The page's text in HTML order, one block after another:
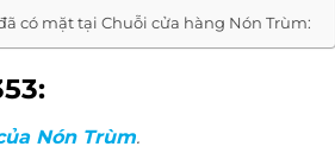
có mặt tại Chuỗi cửa hàng Nón Trùm:
Nón Trùm.